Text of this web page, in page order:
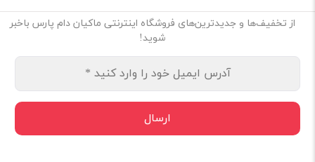
از تخفیف‌ها و جدیدترین‌های فروشگاه اینترنتی ماکیان دام پارس باخبر
شوید!